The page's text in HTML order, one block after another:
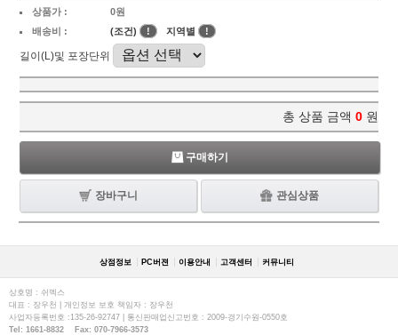
상품가 :
0원
배송비 :
(조건) ! 지역별 !
길이(L)및 포장단위
총 상품 금액 0 원
구매하기
장바구니 관심상품
상점정보 PC버젼 이용안내 고객센터 커뮤니티
상호명 : 쉬멕스
대표 : 장우천 | 개인정보 보호 책임자 : 장우천
사업자등록번호 :135-26-92747 | 통신판매업신고번호 : 2009-경기수원-0550호
Tel: 1661-8832 Fax: 070-7966-3573